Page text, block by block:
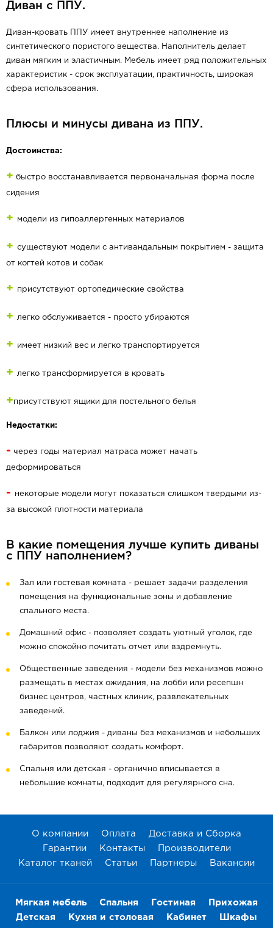
Диван с ППУ.
Диван-кровать ППУ имеет внутреннее наполнение из
синтетического пористого вещества. Наполнитель делает
диван мягким и эластичным. Мебель имеет ряд положительных
характеристик - срок эксплуатации, практичность, широкая
сфера использования.
Плюсы и минусы дивана из ППУ.
Достоинства:
+ быстро восстанавливается первоначальная форма после
сидения
+ модели из гипоаллергенных материалов
+ существуют модели с антивандальным покрытием - защита
от когтей котов и собак
+ присутствуют ортопедические свойства
+ легко обслуживается - просто убираются
+ имеет низкий вес и легко транспортируется
+ легко трансформируется в кровать
+присутствуют ящики для постельного белья
Недостатки:
- через годы материал матраса может начать
деформироваться
- некоторые модели могут показаться слишком твердыми из-
за высокой плотности материала
В какие помещения лучше купить диваны
с ППУ наполнением?
Зал или гостевая комната - решает задачи разделения
помещения на функциональные зоны и добавление
спального места.
Домашний офис - позволяет создать уютный уголок, где
можно спокойно почитать отчет или вздремнуть.
Общественные заведения - модели без механизмов можно
размещать в местах ожидания, на лобби или ресепшн
бизнес центров, частных клиник, развлекательных
заведений.
Балкон или лоджия - диваны без механизмов и небольших
габаритов позволяют создать комфорт.
Спальня или детская - органично вписывается в
небольшие комнаты, подходит для регулярного сна.
О компании Оплата
Доставка и Сборка
Гарантии
Контакты
Производители
Каталог тканей
Статьи Партнеры Вакансии
Мягкая мебель Спальня Гостиная
Прихожая
Детская
Кухня и столовая Кабинет
Шкафы